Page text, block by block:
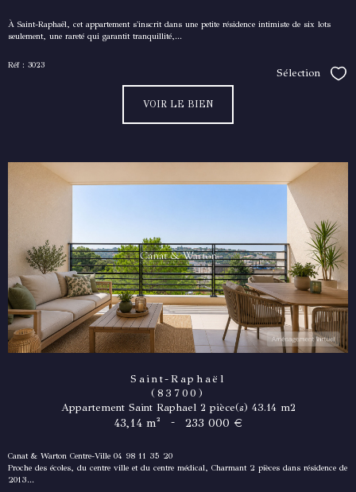
À Saint-Raphaël, cet appartement s'inscrit dans une petite résidence intimiste de six lots
seulement, une rareté qui garantit tranquillité,...
Réf : 3023
Sélection
VOIR LE BIEN
Saint-Raphaël
(83700)
Appartement Saint Raphael 2 pièce(s) 43.14 m2
43,14 m² - 233 000 €
Canat & Warton Centre-Ville 04 98 11 35 20
Proche des écoles, du centre ville et du centre médical, Charmant 2 pièces dans résidence de
2013...